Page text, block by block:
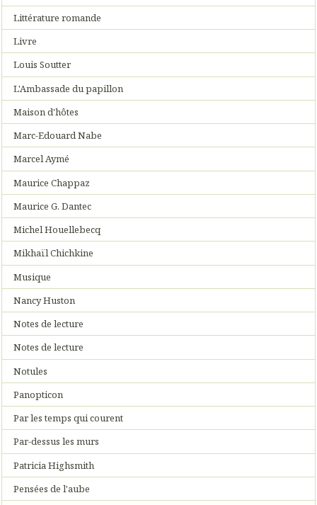
Littérature romande
Livre
Louis Soutter
L'Ambassade du papillon
Maison d'hôtes
Marc-Edouard Nabe
Marcel Aymé
Maurice Chappaz
Maurice G. Dantec
Michel Houellebecq
Mikhaïl Chichkine
Musique
Nancy Huston
Notes de lecture
Notes de lecture
Notules
Panopticon
Par les temps qui courent
Par-dessus les murs
Patricia Highsmith
Pensées de l'aube